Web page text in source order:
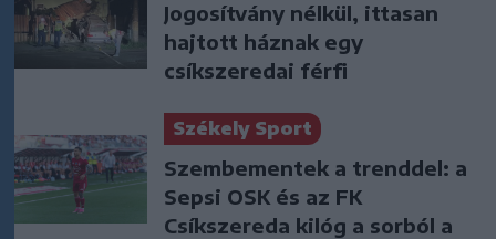
Jogosítvány nélkül, ittasan
hajtott háznak egy
csíkszeredai férfi
Székely Sport
Szembementek a trenddel: a
Sepsi OSK és az FK
Csíkszereda kilóg a sorból a